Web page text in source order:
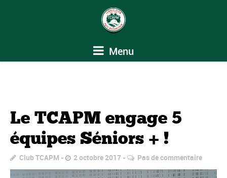
Menu
Le TCAPM engage 5
équipes Séniors + !
Club TCAPM 2 octobre 2017 Pas de commentaire